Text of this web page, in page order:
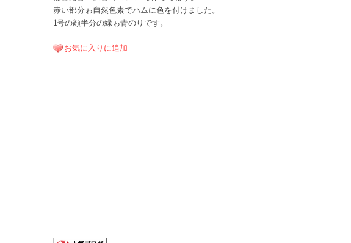
赤い部分ゎ自然色素でハムに色を付けました。
1号の顔半分の緑ゎ青のりです。
お気に入りに追加